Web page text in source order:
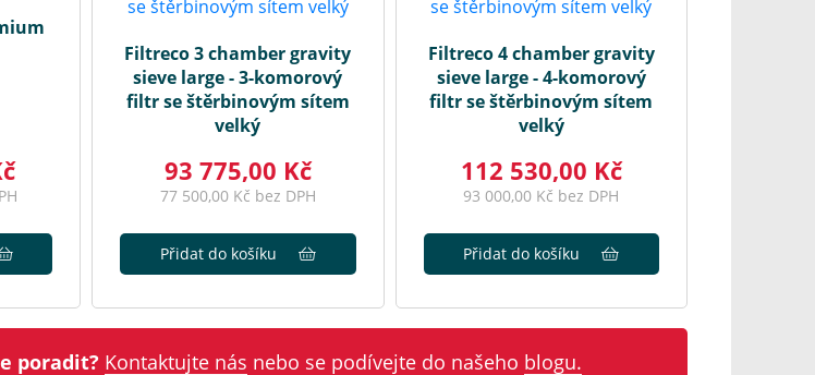
Filtreco 3 chamber gravity
sieve large - 3-komorový
filtr se štěrbinovým sítem
velký
93 775,00 Kč
77 500,00 Kč bez DPH
Přidat do košíku
Filtreco 4 chamber gravity
sieve large - 4-komorový
filtr se štěrbinovým sítem
velký
112 530,00 Kč
93 000,00 Kč bez DPH
Přidat do košíku
poradit? Kontaktujte nás nebo se podívejte do našeho blogu.